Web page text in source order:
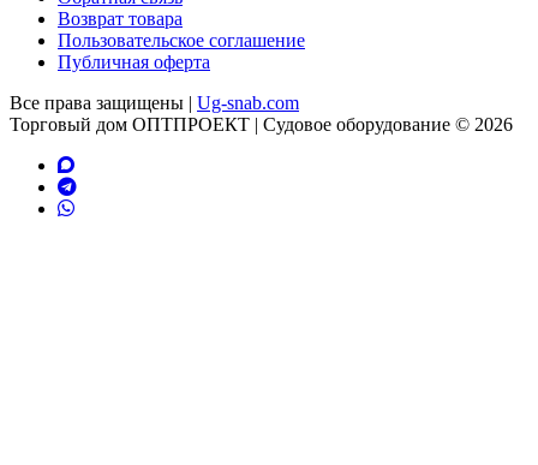
Возврат товара
Пользовательское соглашение
Публичная оферта
Все права защищены | Ug-snab.com
Торговый дом ОПТПРОЕКТ | Судовое оборудование © 2026